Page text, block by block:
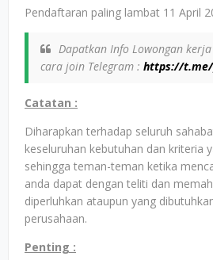
Pendaftaran paling lambat 11 April
Dapatkan Info Lowongan
cara join Telegram : https://
Catatan :
Diharapkan terhadap seluruh
keseluruhan kebutuhan dan kriteria
sehingga teman-teman ketika
anda dapat dengan teliti dan
diperluhkan ataupun yang
perusahaan.
Penting :